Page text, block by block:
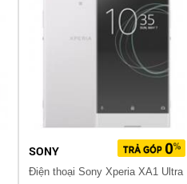
SONY
Điện thoại Sony Xperia XA1 Ultra